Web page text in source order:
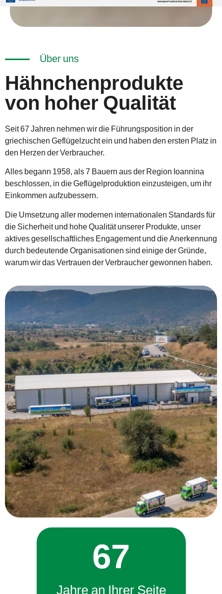
Über uns
Hähnchenprodukte
von hoher Qualität
Seit 67 Jahren nehmen wir die Führungsposition in der
griechischen Geflügelzucht ein und haben den ersten Platz in
den Herzen der Verbraucher.
Alles begann 1958, als 7 Bauern aus der Region Ioannina
beschlossen, in die Geflügelproduktion einzusteigen, um ihr
Einkommen aufzubessern.
Die Umsetzung aller modernen internationalen Standards für
die Sicherheit und hohe Qualität unserer Produkte, unser
aktives gesellschaftliches Engagement und die Anerkennung
durch bedeutende Organisationen sind einige der Gründe,
warum wir das Vertrauen der Verbraucher gewonnen haben.
Jahre an Ihrer Seite
67